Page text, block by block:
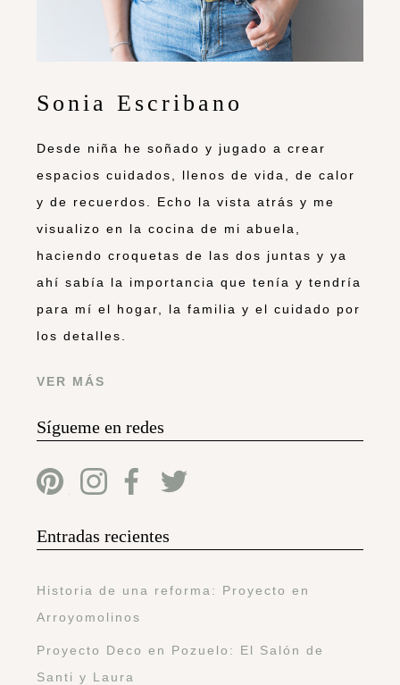
Sonia Escribano
Desde niña he soñado y jugado a crear
espacios cuidados, llenos de vida, de calor
y de recuerdos. Echo la vista atrás y me
visualizo en la cocina de mi abuela,
haciendo croquetas de las dos juntas y ya
ahí sabía la importancia que tenía y tendría
para mí el hogar, la familia y el cuidado por
los detalles.
VER MÁS
Sígueme en redes
Entradas recientes
Historia de una reforma: Proyecto en
Arroyomolinos
Proyecto Deco en Pozuelo: El Salón de
Santi y Laura